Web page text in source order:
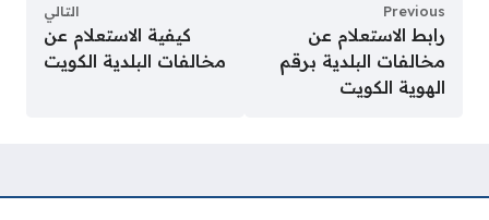
Previous
رابط الاستعلام عن
مخالفات البلدية برقم
الهوية الكويت
التالي
كيفية الاستعلام عن
مخالفات البلدية الكويت